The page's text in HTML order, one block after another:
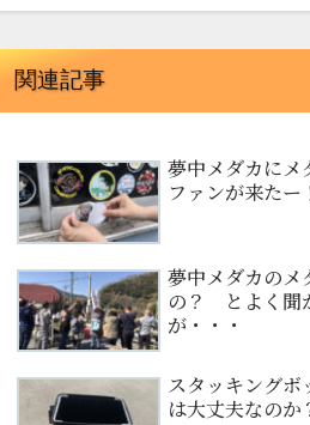
関連記事
夢中メダカにメ
ファンが来たー
夢中メダカのメ
の？ とよく聞
が・・・
スタッキングボ
は大丈夫なのか